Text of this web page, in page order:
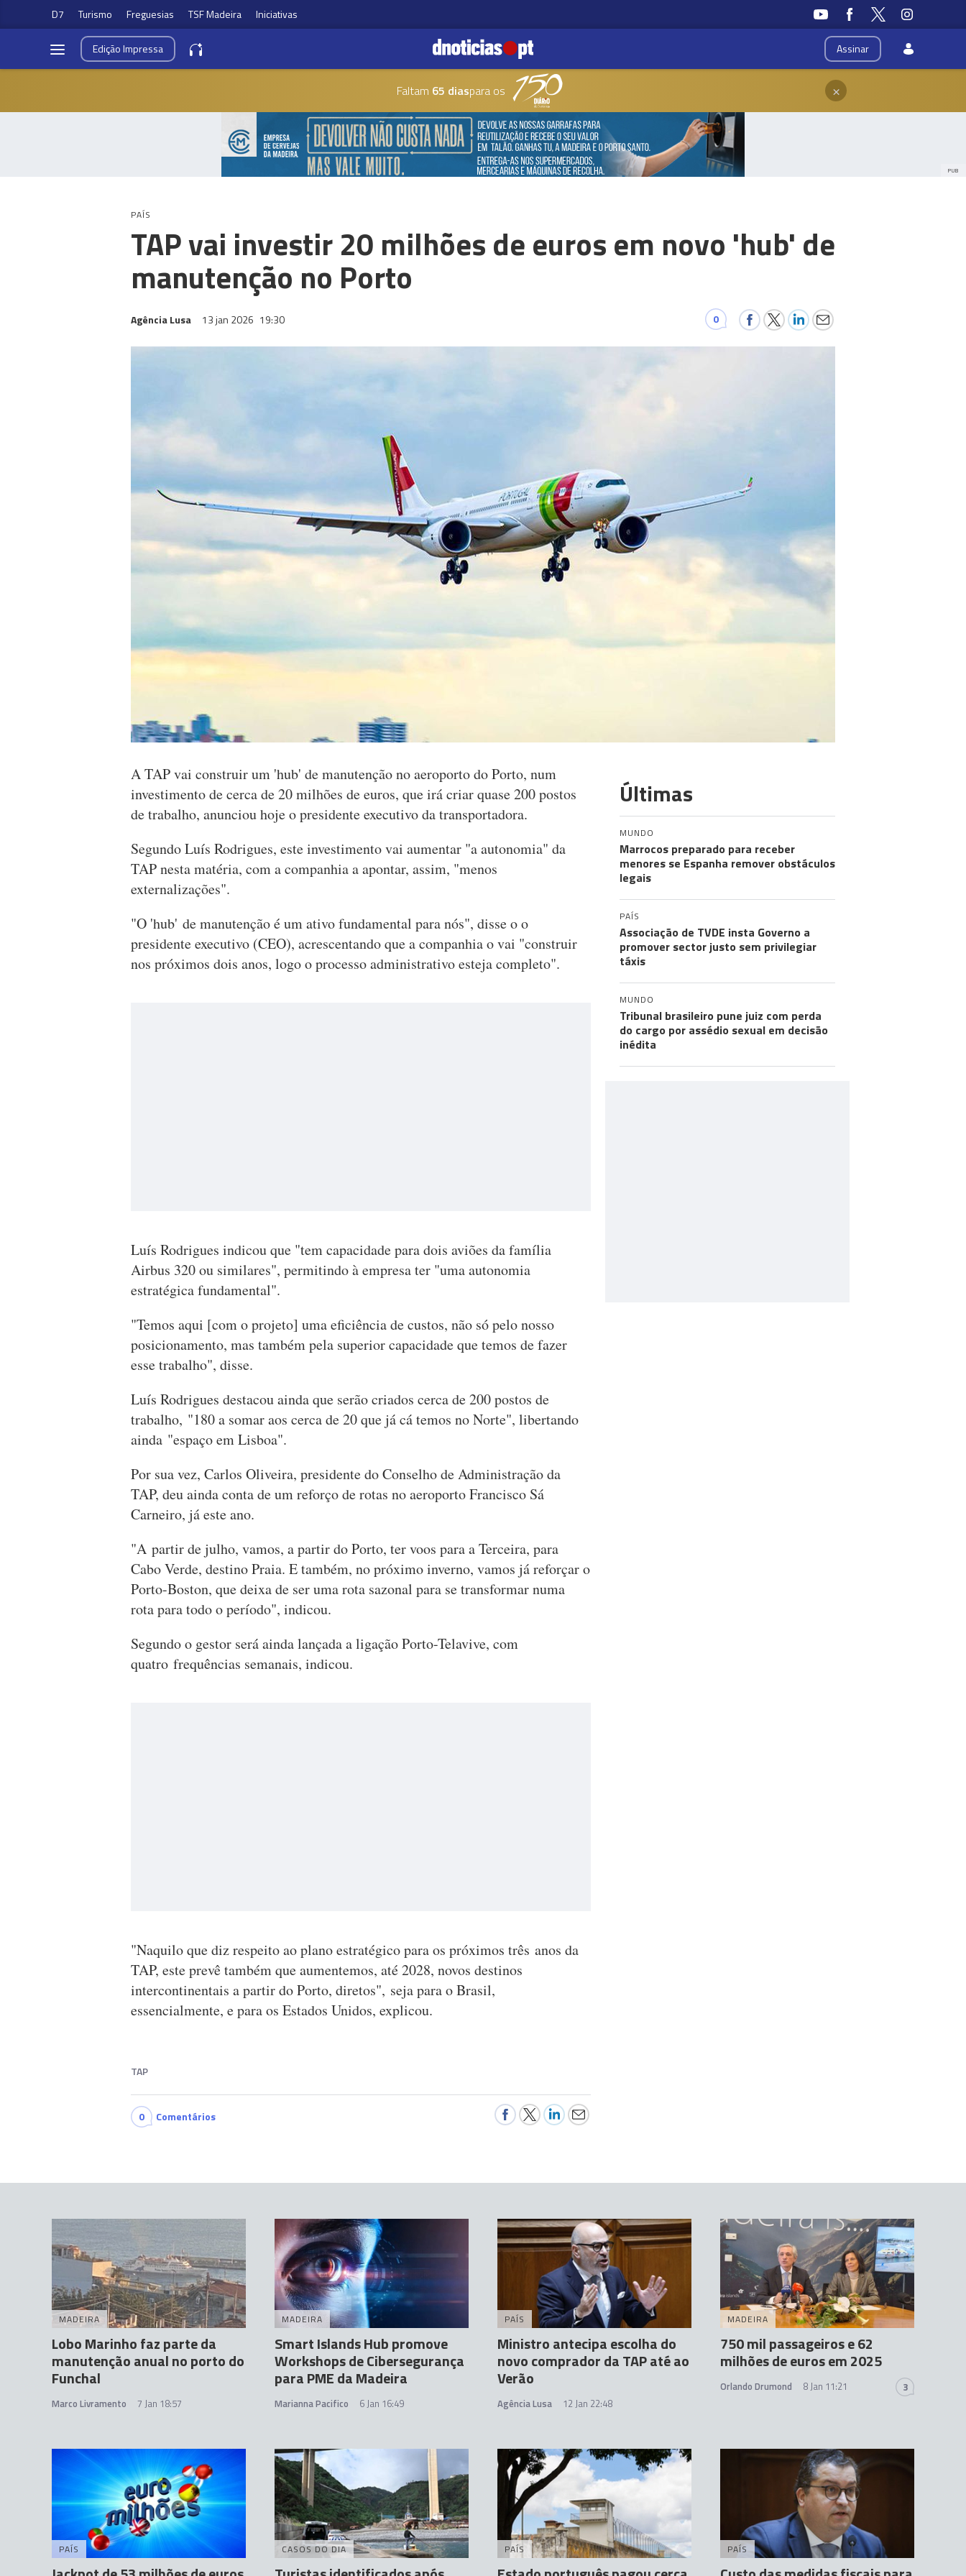
D7 Turismo Freguesias TSF Madeira Iniciativas
Assinar
EdiçãoImpressa
Faltam 65 diaspara os ×
PUB
PAÍS
TAP vai investir 20 milhões de euros em novo 'hub' de
manutenção no Porto
Agência Lusa 13 jan 2026 19:30 0
A TAP vai construir um 'hub' de manutenção no aeroporto do Porto, num
investimento de cerca de 20 milhões de euros, que irá criar quase 200 postos
de trabalho, anunciou hoje o presidente executivo da transportadora.
Segundo Luís Rodrigues, este investimento vai aumentar "a autonomia" da
TAP nesta matéria, com a companhia a apontar, assim, "menos
externalizações".
"O 'hub' de manutenção é um ativo fundamental para nós", disse o o
presidente executivo (CEO), acrescentando que a companhia o vai "construir
nos próximos dois anos, logo o processo administrativo esteja completo".
Luís Rodrigues indicou que "tem capacidade para dois aviões da família
Airbus 320 ou similares", permitindo à empresa ter "uma autonomia
estratégica fundamental".
"Temos aqui [com o projeto] uma eficiência de custos, não só pelo nosso
posicionamento, mas também pela superior capacidade que temos de fazer
esse trabalho", disse.
Luís Rodrigues destacou ainda que serão criados cerca de 200 postos de
trabalho, "180 a somar aos cerca de 20 que já cá temos no Norte", libertando
ainda "espaço em Lisboa".
Por sua vez, Carlos Oliveira, presidente do Conselho de Administração da
TAP, deu ainda conta de um reforço de rotas no aeroporto Francisco Sá
Carneiro, já este ano.
"A partir de julho, vamos, a partir do Porto, ter voos para a Terceira, para
Cabo Verde, destino Praia. E também, no próximo inverno, vamos já reforçar o
Porto-Boston, que deixa de ser uma rota sazonal para se transformar numa
rota para todo o período", indicou.
Segundo o gestor será ainda lançada a ligação Porto-Telavive, com
quatro frequências semanais, indicou.
"Naquilo que diz respeito ao plano estratégico para os próximos três anos da
TAP, este prevê também que aumentemos, até 2028, novos destinos
intercontinentais a partir do Porto, diretos", seja para o Brasil,
essencialmente, e para os Estados Unidos, explicou.
TAP
0 Comentários
Últimas
MUNDO
Marrocos preparado para receber
menores se Espanha remover obstáculos
legais
PAÍS
Associação de TVDE insta Governo a
promover sector justo sem privilegiar
táxis
MUNDO
Tribunal brasileiro pune juiz com perda
do cargo por assédio sexual em decisão
inédita
MADEIRA
Lobo Marinho faz parte da
manutenção anual no porto do
Funchal
Marco Livramento 7 Jan 18:57
MADEIRA
Smart Islands Hub promove
Workshops de Cibersegurança
para PME da Madeira
Marianna Pacifico 6 Jan 16:49
PAÍS
Ministro antecipa escolha do
novo comprador da TAP até ao
Verão
Agência Lusa 12 Jan 22:48
MADEIRA
750 mil passageiros e 62
milhões de euros em 2025
Orlando Drumond 8 Jan 11:21 3
PAÍS CASOS DO DIA PAÍS PAÍS